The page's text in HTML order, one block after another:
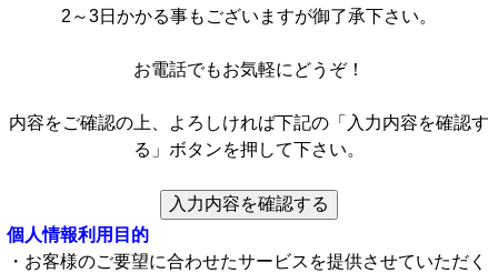
2～3日かかる事もございますが御了承下さい。
お電話でもお気軽にどうぞ！
内容をご確認の上、よろしければ下記の「入力内容を確認す
る」ボタンを押して下さい。
入力内容を確認する
個人情報利用目的
・お客様のご要望に合わせたサービスを提供させていただく